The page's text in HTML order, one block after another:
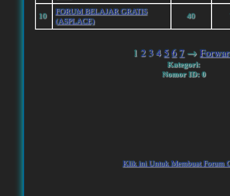
10
FORUM BELAJAR GRATIS
(ASPLACE)
40
1234567 →
Kategori:
Nomor ID: 0
Klik ini Untuk Membuat Forum